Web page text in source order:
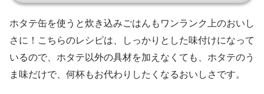
ホタテ缶を使うと炊き込みごはんもワンランク上のおいし
さに！こちらのレシピは、しっかりとした味付けになって
いるので、ホタテ以外の具材を加えなくても、ホタテのう
ま味だけで、何杯もお代わりしたくなるおいしさです。